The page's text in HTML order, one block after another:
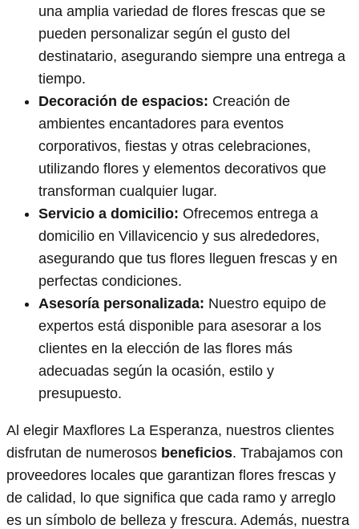
una amplia variedad de flores frescas que se
pueden personalizar según el gusto del
destinatario, asegurando siempre una entrega a
tiempo.
Decoración de espacios: Creación de
ambientes encantadores para eventos
corporativos, fiestas y otras celebraciones,
utilizando flores y elementos decorativos que
transforman cualquier lugar.
Servicio a domicilio: Ofrecemos entrega a
domicilio en Villavicencio y sus alrededores,
asegurando que tus flores lleguen frescas y en
perfectas condiciones.
Asesoría personalizada: Nuestro equipo de
expertos está disponible para asesorar a los
clientes en la elección de las flores más
adecuadas según la ocasión, estilo y
presupuesto.
Al elegir Maxflores La Esperanza, nuestros clientes
disfrutan de numerosos beneficios. Trabajamos con
proveedores locales que garantizan flores frescas y
de calidad, lo que significa que cada ramo y arreglo
es un símbolo de belleza y frescura. Además, nuestra